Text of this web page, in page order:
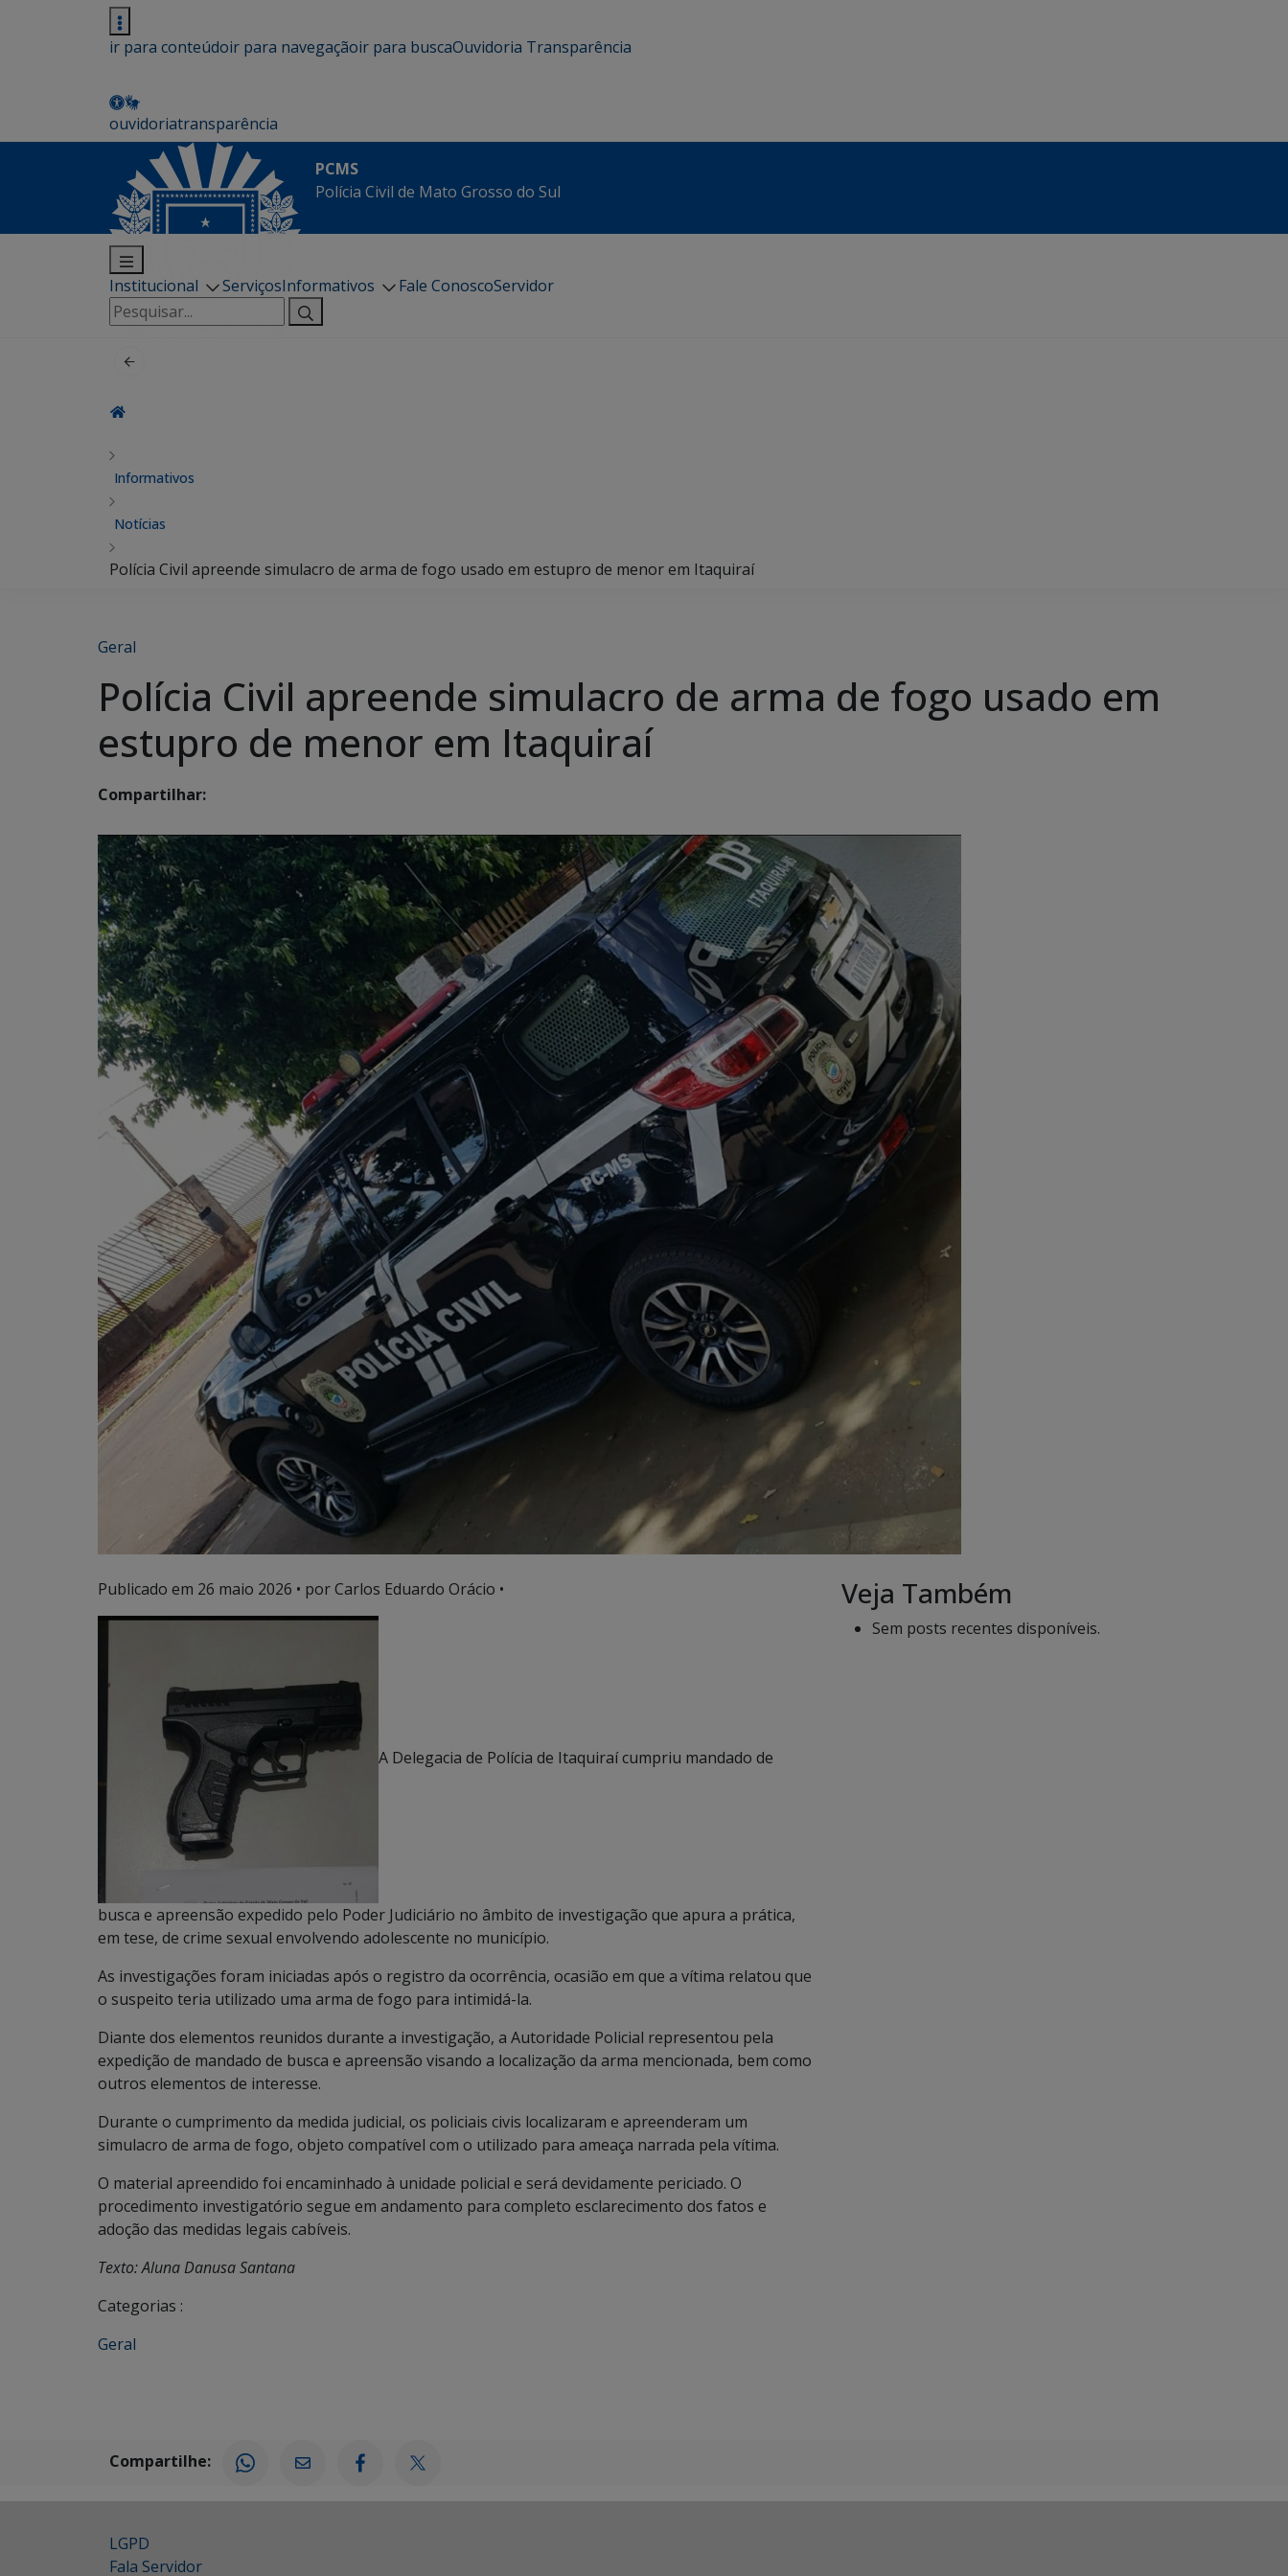
ir para conteúdoir para navegaçãoir para buscaOuvidoria Transparência
ouvidoriatransparência
PCMS
Polícia Civil de Mato Grosso do Sul
Institucional ServiçosInformativos Fale ConoscoServidor
Pesquisar
por:
Informativos
Notícias
Polícia Civil apreende simulacro de arma de fogo usado em estupro de menor em Itaquiraí
Geral
Polícia Civil apreende simulacro de arma de fogo usado em
estupro de menor em Itaquiraí
Compartilhar:
Publicado em 26 maio 2026 • por Carlos Eduardo Orácio •
A Delegacia de Polícia de Itaquiraí cumpriu mandado de
busca e apreensão expedido pelo Poder Judiciário no âmbito de investigação que apura a prática,
em tese, de crime sexual envolvendo adolescente no município.
As investigações foram iniciadas após o registro da ocorrência, ocasião em que a vítima relatou que
o suspeito teria utilizado uma arma de fogo para intimidá-la.
Diante dos elementos reunidos durante a investigação, a Autoridade Policial representou pela
expedição de mandado de busca e apreensão visando a localização da arma mencionada, bem como
outros elementos de interesse.
Durante o cumprimento da medida judicial, os policiais civis localizaram e apreenderam um
simulacro de arma de fogo, objeto compatível com o utilizado para ameaça narrada pela vítima.
O material apreendido foi encaminhado à unidade policial e será devidamente periciado. O
procedimento investigatório segue em andamento para completo esclarecimento dos fatos e
adoção das medidas legais cabíveis.
Texto: Aluna Danusa Santana
Categorias :
Geral
Veja Também
Sem posts recentes disponíveis.
Compartilhe:
LGPD
Fala Servidor